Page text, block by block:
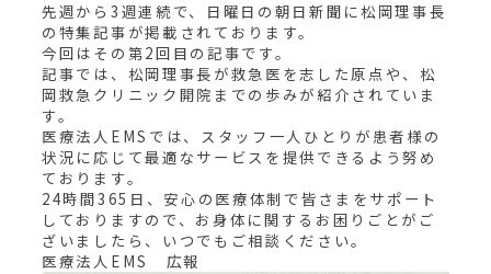
先週から3週連続で、日曜日の朝日新聞に松岡理事長
の特集記事が掲載されております。
今回はその第2回目の記事です。
記事では、松岡理事長が救急医を志した原点や、松
岡救急クリニック開院までの歩みが紹介されていま
す。
医療法人EMSでは、スタッフ一人ひとりが患者様の
状況に応じて最適なサービスを提供できるよう努め
ております。
24時間365日、安心の医療体制で皆さまをサポート
しておりますので、お身体に関するお困りごとがご
ざいましたら、いつでもご相談ください。
医療法人EMS 広報